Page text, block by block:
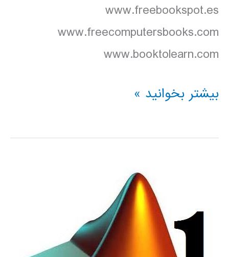
www.freebookspot.es
www.freecomputersbooks.com
www.booktolearn.com
دانلود
کتاب
بیشتر بخوانید »